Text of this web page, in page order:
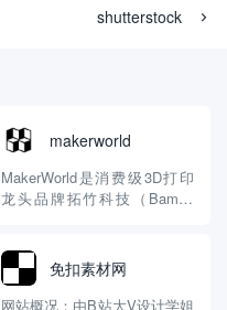
shutterstock
makerworld
MakerWorld是消费级3D打印
龙头品牌拓竹科技（Bambu
下载站，更是一个集成了AI生
成、创作工具和完整打印流程
的生态系统。 🔍 平台核心特
免扣素材网
网站概况：由B站大V设计学姐